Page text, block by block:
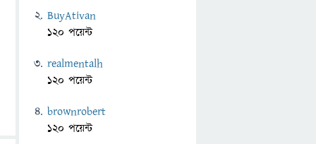
BuyAtivan
120 পয়েন্ট
realmentalh
120 পয়েন্ট
brownrobert
120 পয়েন্ট